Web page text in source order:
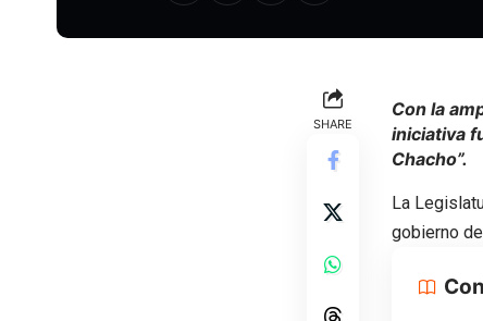
SHARE
Con la
iniciativa
Chacho”.
La
gobierno